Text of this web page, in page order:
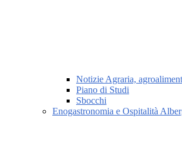
Notizie Agraria,
Piano di Studi
Sbocchi
Enogastronomia e Ospitalità